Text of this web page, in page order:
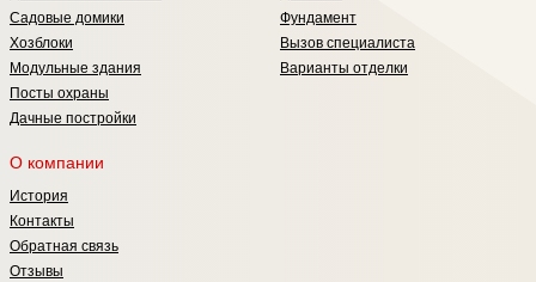
Садовые домики
Хозблоки
Модульные здания
Посты охраны
Дачные постройки
Фундамент
Вызов специалиста
Варианты отделки
О компании
История
Контакты
Обратная связь
Отзывы